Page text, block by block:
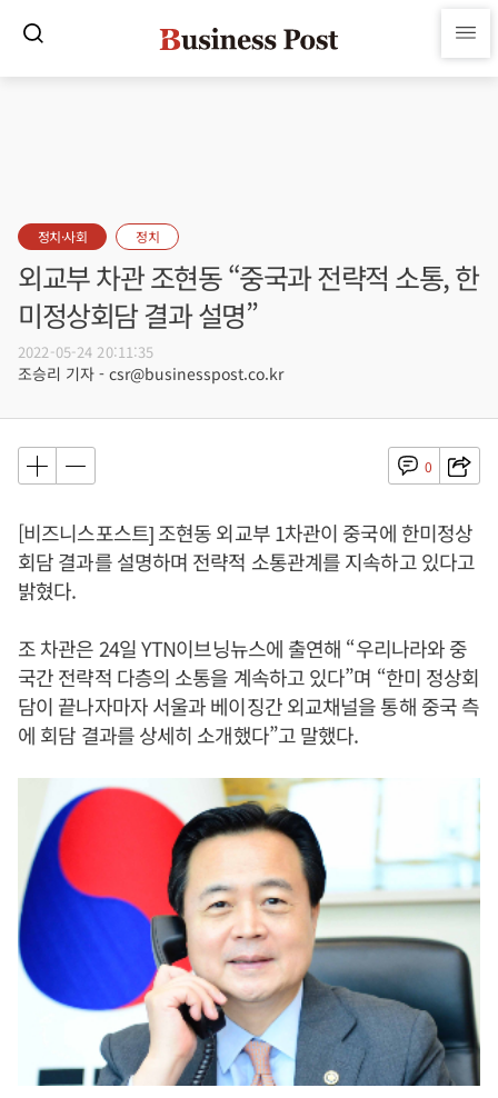
정치·사회 정치
외교부 차관 조현동 “중국과 전략적 소통, 한
미정상회담 결과 설명”
2022-05-24 20:11:35
조승리 기자 - csr@businesspost.co.kr
0
[비즈니스포스트] 조현동 외교부 1차관이 중국에 한미정상
회담 결과를 설명하며 전략적 소통관계를 지속하고 있다고
밝혔다.
조 차관은 24일 YTN이브닝뉴스에 출연해 “우리나라와 중
국간 전략적 다층의 소통을 계속하고 있다”며 “한미 정상회
담이 끝나자마자 서울과 베이징간 외교채널을 통해 중국 측
에 회담 결과를 상세히 소개했다”고 말했다.